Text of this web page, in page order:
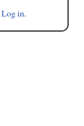
Log in.